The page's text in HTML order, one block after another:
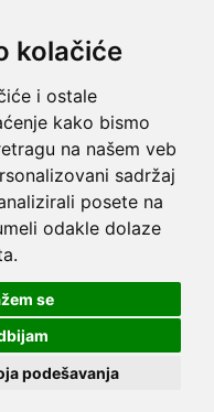
kolačiće
i ostale
kako bismo
na našem veb
sadržaj
posete na
odakle dolaze
se
podešavanja
Srbije, regiona i sveta.